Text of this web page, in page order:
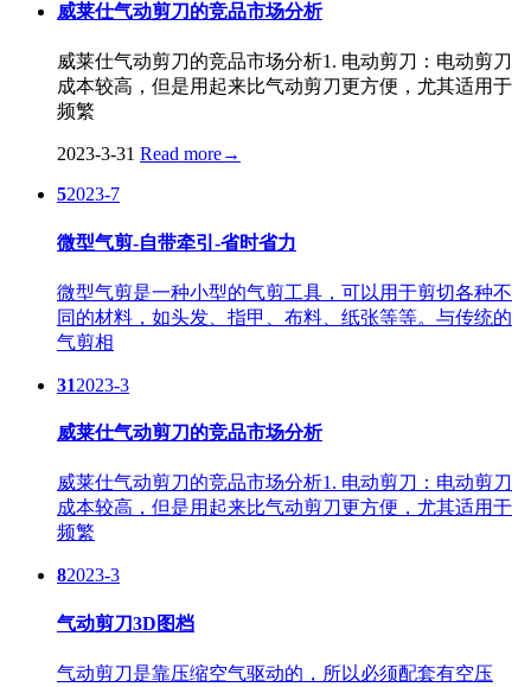
威莱仕气动剪刀的竞品市场分析
威莱仕气动剪刀的竞品市场分析1. 电动剪刀：电动剪刀
成本较高，但是用起来比气动剪刀更方便，尤其适用于
频繁
2023-3-31 Read more→
52023-7
微型气剪-自带牵引-省时省力
微型气剪是一种小型的气剪工具，可以用于剪切各种不
同的材料，如头发、指甲、布料、纸张等等。与传统的
气剪相
312023-3
威莱仕气动剪刀的竞品市场分析
威莱仕气动剪刀的竞品市场分析1. 电动剪刀：电动剪刀
成本较高，但是用起来比气动剪刀更方便，尤其适用于
频繁
82023-3
气动剪刀3D图档
气动剪刀是靠压缩空气驱动的，所以必须配套有空压